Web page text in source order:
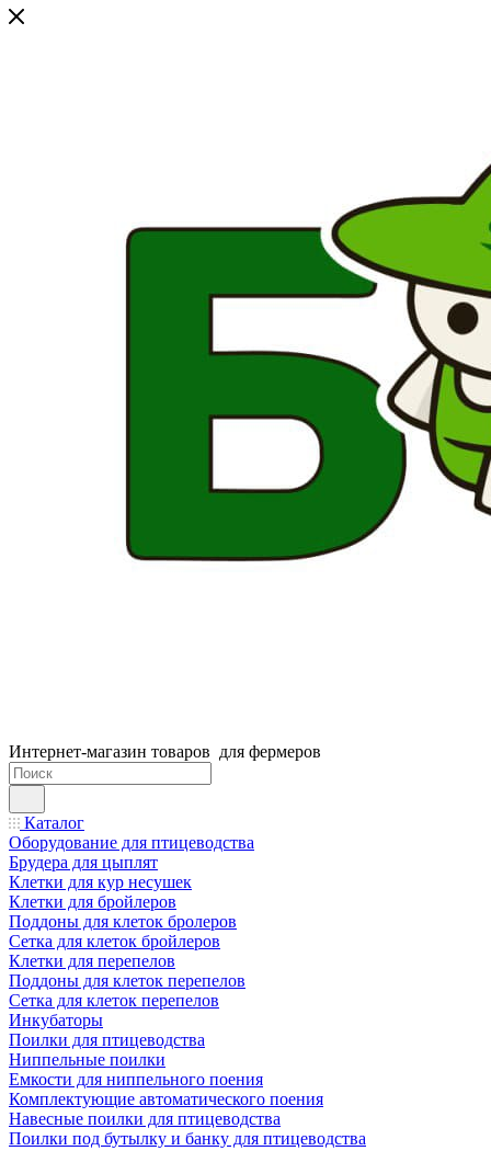
Интернет-магазин товаров для фермеров
Каталог
Оборудование для птицеводства
Брудера для цыплят
Клетки для кур несушек
Клетки для бройлеров
Поддоны для клеток бролеров
Сетка для клеток бройлеров
Клетки для перепелов
Поддоны для клеток перепелов
Сетка для клеток перепелов
Инкубаторы
Поилки для птицеводства
Ниппельные поилки
Емкости для ниппельного поения
Комплектующие автоматического поения
Навесные поилки для птицеводства
Поилки под бутылку и банку для птицеводства